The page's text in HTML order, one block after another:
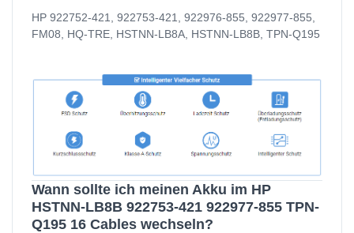
HP 922752-421, 922753-421, 922976-855, 922977-855,
FM08, HQ-TRE, HSTNN-LB8A, HSTNN-LB8B, TPN-Q195
Wann sollte ich meinen Akku im HP
HSTNN-LB8B 922753-421 922977-855 TPN-
Q195 16 Cables wechseln?